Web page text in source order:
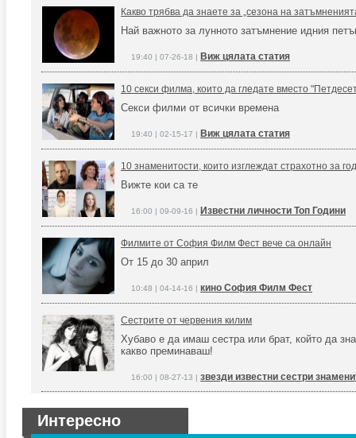
Какво трябва да знаете за „сезона на
Най важното за лунното затъмнение идния
19:40 | 07-26-18 | Виж цялата статия
10 секси филма, които да гледате вместо
Секси филми от всички времена
19:40 | 02-15-17 | Виж цялата статия
10 знаменитости, които изглеждат страхотно за
Вижте кои са те
16:00 | 09-09-16 | Известни личности Топ Години
Филмите от София Филм Фест вече са онлайн
От 15 до 30 април
10:48 | 04-14-16 | кино София Филм Фест
Сестрите от червения килим
Хубаво е да имаш сестра или брат, който да
какво преминаваш!
16:00 | 08-27-13 | звезди известни сестри
Интересно